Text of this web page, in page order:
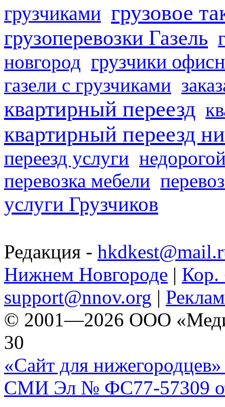
грузчиками грузовое
грузоперевозки Газель
новгород грузчики
газели с грузчиками
квартирный переезд
квартирный переезд
переезд услуги
перевозка мебели
услуги Грузчиков
Редакция -
Нижнем Новгороде | Кор.
support@nnov.org |
© 2001—2026 ООО
30
«Сайт для нижегородцев»
СМИ Эл № ФС77-57309